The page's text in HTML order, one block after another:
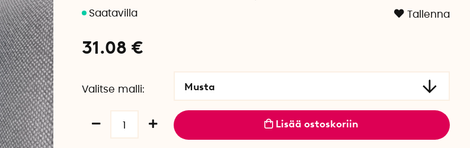
Tallenna
31.08 €
Valitse malli Musta
Lisää ostoskoriin